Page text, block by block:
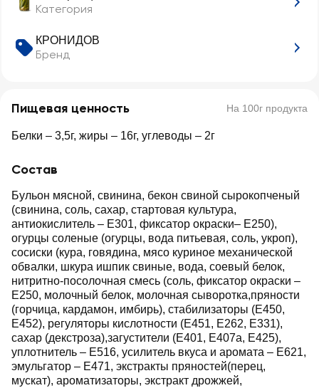
Категория
КРОНИДОВ
Бренд
Пищевая ценность На 100г продукта
Белки – 3,5г, жиры – 16г, углеводы – 2г
Состав
Бульон мясной, свинина, бекон свиной сырокопченый
(свинина, соль, сахар, стартовая культура,
антиокислитель – Е301, фиксатор окраски– Е250),
огурцы соленые (огурцы, вода питьевая, соль, укроп),
сосиски (кура, говядина, мясо куриное механической
обвалки, шкура ишпик свиные, вода, соевый белок,
нитритно-посолочная смесь (соль, фиксатор окраски –
Е250, молочный белок, молочная сыворотка,пряности
(горчица, кардамон, имбирь), стабилизаторы (Е450,
Е452), регуляторы кислотности (Е451, Е262, Е331),
сахар (декстроза),загустители (Е401, Е407а, Е425),
уплотнитель – Е516, усилитель вкуса и аромата – Е621,
эмульгатор – Е471, экстракты пряностей(перец,
мускат), ароматизаторы, экстракт дрожжей,